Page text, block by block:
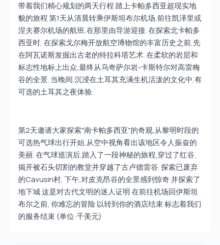
带着我们精心规划的两天行程 踏上卡帕多西亚超现实地
貌的旅程 第1天从清晨转乘伊斯坦布尔机场,前往凯泽里或
涅夫赛尔机场的航班,在那里由导游迎接. 在探索北卡帕多
西亚时, 在探索戈尔梅开放航空博物馆的丰富历史之前,先
在阿瓦诺斯发掘出古老的特拉科塔艺术. 在柔软的岩层和
标志性地标上出众,最终从乌奇萨尔岩-卡斯特尔对高雷梅
谷的全景. 当晚间,沉浸在土耳其充满生机活泼的文化中,有
可选的土耳其之夜体验.
第2天邀请大家探索"南卡帕多西亚"的奇观,从黎明时段的
可选热气球出行开始,从空中视角看出该地区令人振奋的
美丽. 在气球巡演后,踏入了一段神秘的旅程,穿过了红谷,
揭开被石头切割的教堂并穿越了古卢德雷谷. 探索已废弃
的Cavusin村, 下午,对皮克昂谷的全景感到惊奇 并探索了
地下城 这是对古代文明的迷人证明 在前往机场回伊斯坦
布尔之前, 你难忘的冒险 以转到你的酒店结束 标志着我们
的服务结束 (单位:千美元)